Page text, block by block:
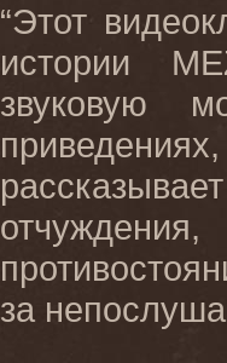
“Этот
истории
звуковую
за